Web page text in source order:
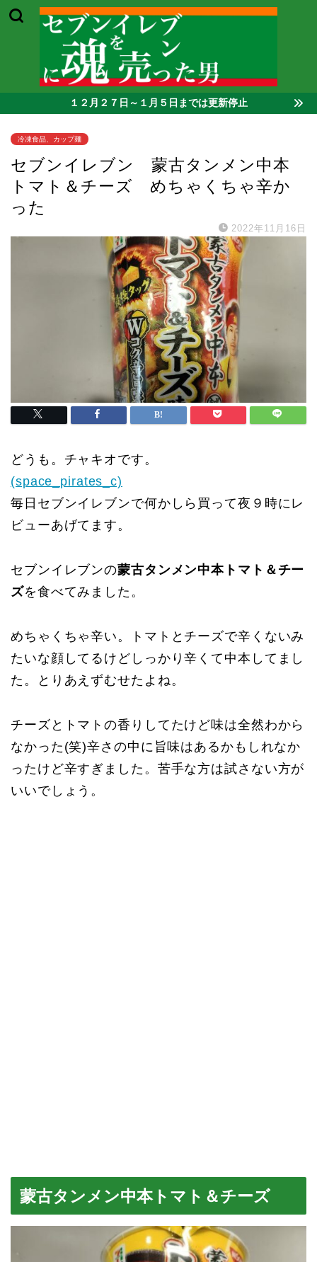
１２月２７日～１月５日までは更新停止
冷凍食品、カップ麺
セブンイレブン 蒙古タンメン中本
トマト＆チーズ めちゃくちゃ辛か
った
2022年11月16日
どうも。チャキオです。
(space_pirates_c)
毎日セブンイレブンで何かしら買って夜９時にレ
ビューあげてます。
セブンイレブンの蒙古タンメン中本トマト＆チー
ズを食べてみました。
めちゃくちゃ辛い。トマトとチーズで辛くないみ
たいな顔してるけどしっかり辛くて中本してまし
た。とりあえずむせたよね。
チーズとトマトの香りしてたけど味は全然わから
なかった(笑)辛さの中に旨味はあるかもしれなか
ったけど辛すぎました。苦手な方は試さない方が
いいでしょう。
蒙古タンメン中本トマト＆チーズ